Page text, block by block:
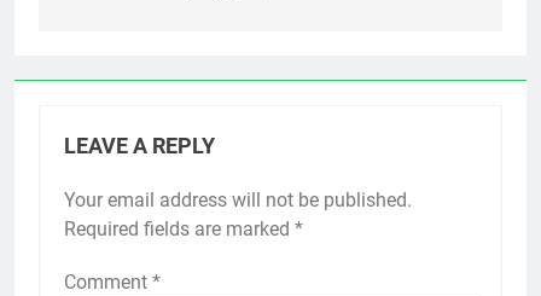
LEAVE A REPLY
Your email address will not be published.
Required fields are marked *
Comment *